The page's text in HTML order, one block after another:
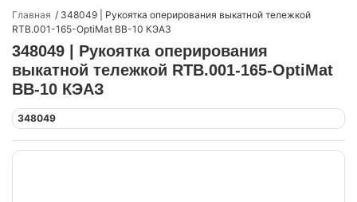
Главная
348049 | Рукоятка оперирования выкатной тележкой
RTB.001-165-OptiMat ВВ-10 КЭАЗ
348049 | Рукоятка оперирования
выкатной тележкой RTB.001-165-OptiMat
ВВ-10 КЭАЗ
348049